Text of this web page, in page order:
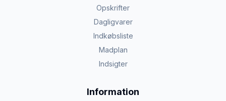
Opskrifter
Dagligvarer
Indkøbsliste
Madplan
Indsigter
Information